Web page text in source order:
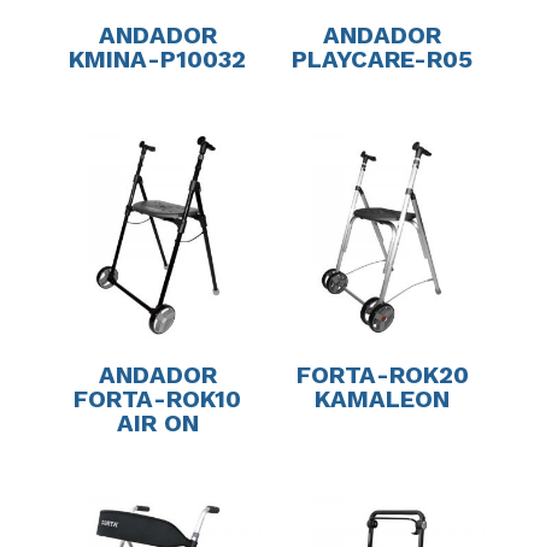
ANDADOR
KMINA-P10032
ANDADOR
PLAYCARE-R05
ANDADOR
FORTA-ROK10
AIR ON
FORTA-ROK20
KAMALEON